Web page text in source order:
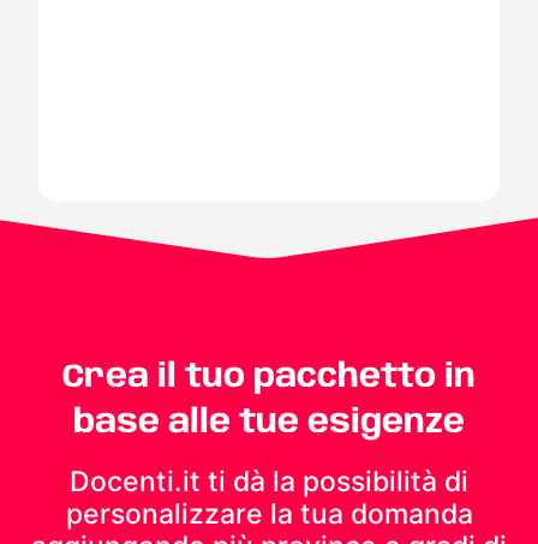
Crea il tuo pacchetto in
base alle tue esigenze
Docenti.it ti dà la possibilità di
personalizzare la tua domanda